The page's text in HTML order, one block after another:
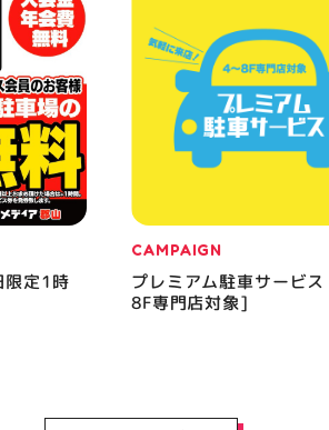
定1時
CAMPAIGN
プレミアム駐車サービ
8F専門店対象]